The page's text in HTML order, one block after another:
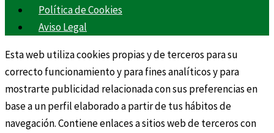
Política de Cookies
Aviso Legal
Esta web utiliza cookies propias y de terceros para su
correcto funcionamiento y para fines analíticos y para
mostrarte publicidad relacionada con sus preferencias en
base a un perfil elaborado a partir de tus hábitos de
navegación. Contiene enlaces a sitios web de terceros con